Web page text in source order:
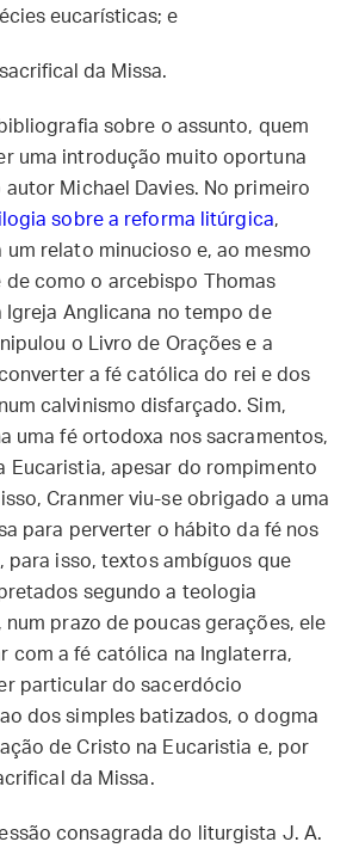
eucarísticas; e
da Missa.
sobre o assunto, quem
uma introdução muito oportuna
autor Michael Davies. No primeiro
sobre a reforma litúrgica,
um relato minucioso e, ao mesmo
como o arcebispo Thomas
Igreja Anglicana no tempo de
o Livro de Orações e a
a fé católica do rei e dos
calvinismo disfarçado. Sim,
uma fé ortodoxa nos sacramentos,
Eucaristia, apesar do rompimento
Cranmer viu-se obrigado a uma
para perverter o hábito da fé nos
para isso, textos ambíguos que
segundo a teologia
num prazo de poucas gerações, ele
com a fé católica na Inglaterra,
particular do sacerdócio
dos simples batizados, o dogma
de Cristo na Eucaristia e, por
da Missa.
consagrada do liturgista J. A.